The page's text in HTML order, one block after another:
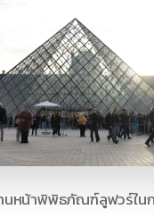
หน้าพิพิธภัณฑ์ลูฟวร์ใน